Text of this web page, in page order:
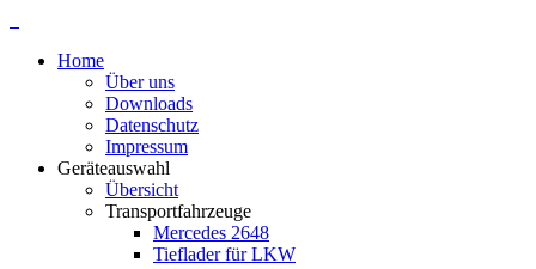
Home
Über uns
Downloads
Datenschutz
Impressum
Geräteauswahl
Übersicht
Transportfahrzeuge
Mercedes 2648
Tieflader für LKW